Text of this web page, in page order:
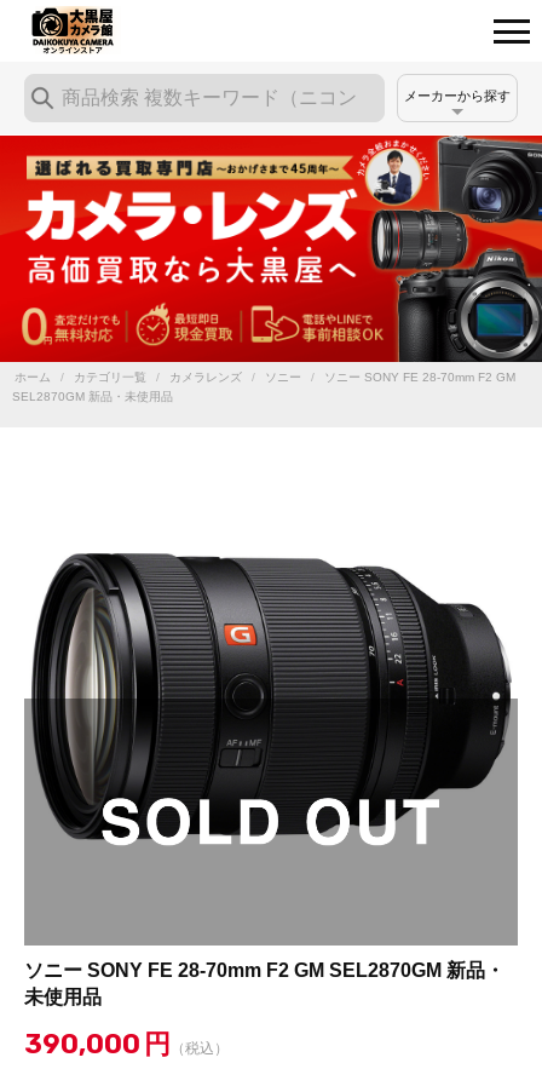
メーカーから探す
ホーム / カテゴリ一覧 / カメラレンズ / ソニー /
ソニー SONY FE 28-70mm F2 GM
SEL2870GM 新品・未使用品
ソニー SONY FE 28-70mm F2 GM SEL2870GM 新品・
未使用品
390,000 円 （税込）